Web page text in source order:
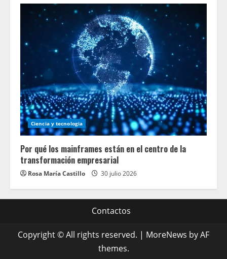
Ciencia y tecnologia
Por qué los mainframes están en el centro de la
transformación empresarial
Rosa María Castillo 30 julio 2026
Contactos
Copyright © All rights reserved. | MoreNews by AF
themes.